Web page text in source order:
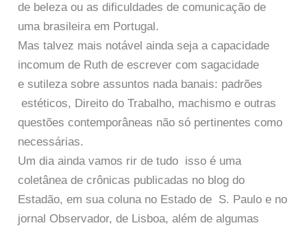
de beleza ou as dificuldades de comunicação de
uma brasileira em Portugal.
Mas talvez mais notável ainda seja a capacidade
incomum de Ruth de escrever com sagacidade
e sutileza sobre assuntos nada banais: padrões
estéticos, Direito do Trabalho, machismo e outras
questões contemporâneas não só pertinentes como
necessárias.
Um dia ainda vamos rir de tudo isso é uma
coletânea de crônicas publicadas no blog do
Estadão, em sua coluna no Estado de S. Paulo e no
jornal Observador, de Lisboa, além de algumas